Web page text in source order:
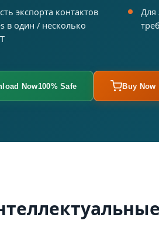
экспорта контактов
в один / несколько
Для
Now100% Safe Buy Now